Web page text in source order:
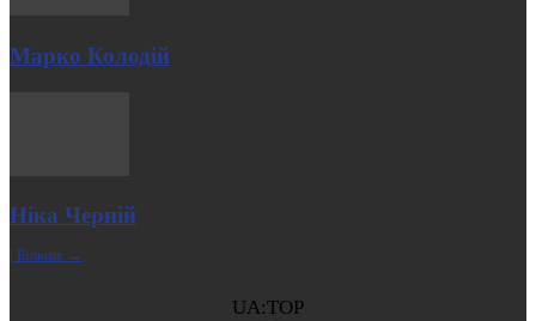
Марко Колодій
Ніка Черній
| Більше →
UA:TOP